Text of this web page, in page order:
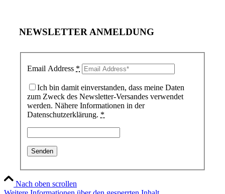
NEWSLETTER ANMELDUNG
Email Address *
Ich bin damit einverstanden, dass meine Daten
zum Zweck des Newsletter-Versandes verwendet
werden. Nähere Informationen in der
Datenschutzerklärung. *
Nach oben scrollen